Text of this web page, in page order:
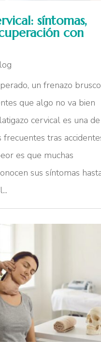
síntomas,
con
un frenazo
que algo no va bien
cervical es una de
frecuentes tras
es que muchas
sus síntomas